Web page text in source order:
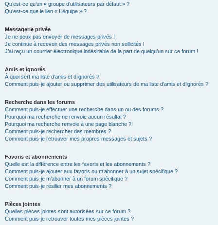
Qu’est-ce qu’un « groupe d’utilisateurs par défaut » ?
Qu’est-ce que le lien « L’équipe » ?
Messagerie privée
Je ne peux pas envoyer de messages privés !
Je continue à recevoir des messages privés non sollicités !
J’ai reçu un courrier électronique indésirable de la part de quelqu’un sur ce forum !
Amis et ignorés
À quoi sert ma liste d’amis et d’ignorés ?
Comment puis-je ajouter ou supprimer des utilisateurs de ma liste d’amis et d’ignorés ?
Recherche dans les forums
Comment puis-je effectuer une recherche dans un ou des forums ?
Pourquoi ma recherche ne renvoie aucun résultat ?
Pourquoi ma recherche renvoie à une page blanche ?!
Comment puis-je rechercher des membres ?
Comment puis-je retrouver mes propres messages et sujets ?
Favoris et abonnements
Quelle est la différence entre les favoris et les abonnements ?
Comment puis-je ajouter aux favoris ou m’abonner à un sujet spécifique ?
Comment puis-je m’abonner à un forum spécifique ?
Comment puis-je résilier mes abonnements ?
Pièces jointes
Quelles pièces jointes sont autorisées sur ce forum ?
Comment puis-je retrouver toutes mes pièces jointes ?